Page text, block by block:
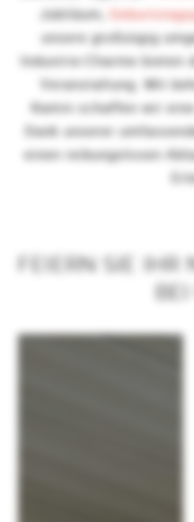
Jubiläum,
unsere großzügig
Industrie-Charme bieten
Veranstaltung. Mit
Kamin schaffen wir
Dank unserer
einen reibungslosen
FEIERN SIE IHR